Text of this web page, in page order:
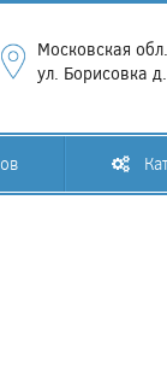
Московская
ул. Борисовка